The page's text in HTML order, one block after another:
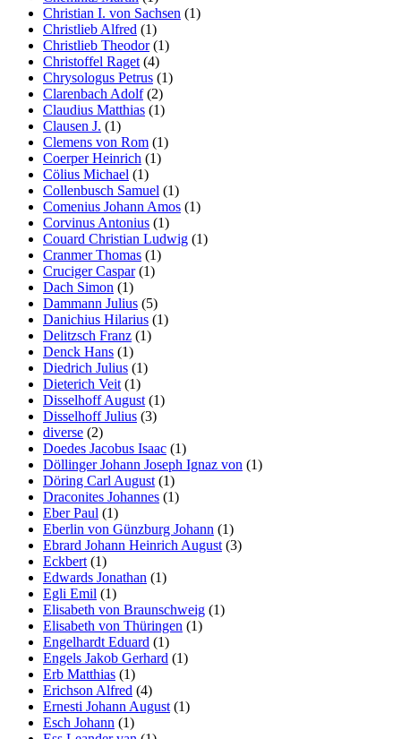
Christian I. von Sachsen (1)
Christlieb Alfred (1)
Christlieb Theodor(1)
Christoffel Raget (4)
Chrysologus Petrus (1)
Clarenbach Adolf(2)
Claudius Matthias (1)
Clausen J. (1)
Clemens von Rom (1)
Coerper Heinrich (1)
Cölius Michael (1)
Collenbusch Samuel (1)
Comenius Johann Amos (1)
Corvinus Antonius (1)
Couard Christian Ludwig (1)
Cranmer Thomas (1)
Cruciger Caspar(1)
Dach Simon (1)
Dammann Julius (5)
Danichius Hilarius (1)
Delitzsch Franz (1)
Denck Hans (1)
Diedrich Julius (1)
Dieterich Veit (1)
Disselhoff August (1)
Disselhoff Julius (3)
diverse (2)
Doedes Jacobus Isaac (1)
Döllinger Johann Joseph Ignaz von (1)
Döring Carl August (1)
Draconites Johannes (1)
Eber Paul (1)
Eberlin von Günzburg Johann (1)
Ebrard Johann Heinrich August (3)
Eckbert (1)
Edwards Jonathan (1)
Egli Emil (1)
Elisabeth von Braunschweig (1)
Elisabeth von Thüringen (1)
Engelhardt Eduard (1)
Engels Jakob Gerhard (1)
Erb Matthias (1)
Erichson Alfred (4)
Ernesti Johann August (1)
Esch Johann (1)